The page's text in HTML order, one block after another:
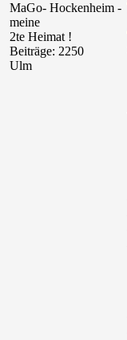
MaGo- Hockenheim -
meine
2te Heimat !
Beiträge: 2250
Ulm